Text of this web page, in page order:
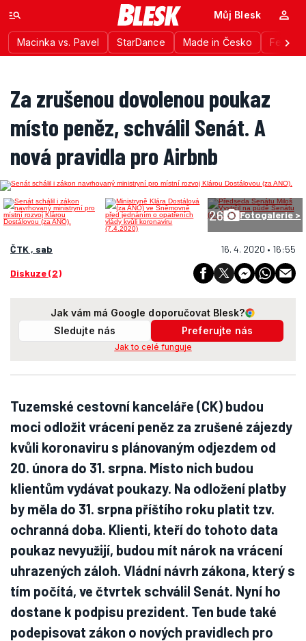
Macinka vs. Pavel StarDance Made in Česko
Můj Blesk
Za zrušenou dovolenou poukaz
místo peněz, schválil Senát. A
nová pravidla pro Airbnb
26 Fotogalerie >
ČTK , sab 16. 4. 2020 • 16:55
Diskuze (2)
Jak vám má Google doporučovat Blesk?
Sledujte nás
Preferujte nás
Jak to celé funguje
Tuzemské cestovní kanceláře (CK) budou
moci odložit vrácení peněz za zrušené zájezdy
kvůli koronaviru s plánovaným odjezdem od
20. února do 31. srpna. Místo nich budou
klientům vydávat poukazy. Na odložení platby
by měla do 31. srpna příštího roku platit tzv.
ochranná doba. Klienti, kteří do tohoto data
poukaz nevyužijí, budou mít nárok na vrácení
uhrazených záloh. Vládní návrh zákona, který s
tím počítá, ve čtvrtek schválil Senát. Nyní ho
dostane k podpisu prezident. Ten bude také
podepisovat zákon o nových pravidlech pro